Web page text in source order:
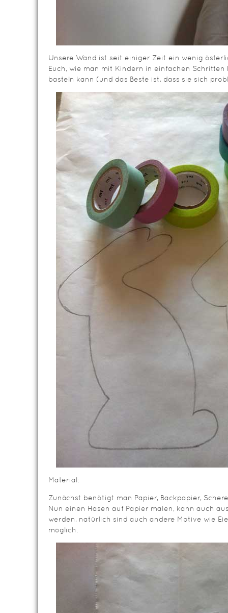
Unsere Wand ist seit einiger Zeit ein wenig
Euch, wie man mit Kindern in einfachen
basteln kann (und das Beste ist, dass sie sich
Material:
Zunächst benötigt man Papier, Backpapier,
Nun einen Hasen auf Papier malen, kann auch
werden, natürlich sind auch andere Motive wie
möglich.